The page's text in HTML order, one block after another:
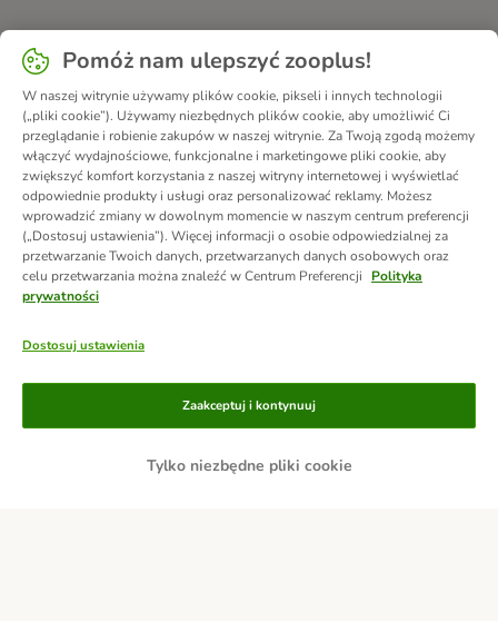
Pomóż nam ulepszyć zooplus!
W naszej witrynie używamy plików cookie, pikseli i innych technologii
(„pliki cookie”). Używamy niezbędnych plików cookie, aby umożliwić Ci
przeglądanie i robienie zakupów w naszej witrynie. Za Twoją zgodą możemy
włączyć wydajnościowe, funkcjonalne i marketingowe pliki cookie, aby
zwiększyć komfort korzystania z naszej witryny internetowej i wyświetlać
odpowiednie produkty i usługi oraz personalizować reklamy. Możesz
wprowadzić zmiany w dowolnym momencie w naszym centrum preferencji
(„Dostosuj ustawienia”). Więcej informacji o osobie odpowiedzialnej za
przetwarzanie Twoich danych, przetwarzanych danych osobowych oraz
celu przetwarzania można znaleźć w Centrum Preferencji
Polityka
prywatności
Dostosuj ustawienia
Tylko niezbędne pliki cookie
Zaakceptuj i kontynuuj